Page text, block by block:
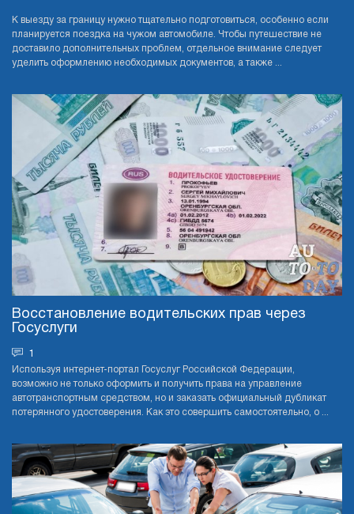
К выезду за границу нужно тщательно подготовиться, особенно если
планируется поездка на чужом автомобиле. Чтобы путешествие не
доставило дополнительных проблем, отдельное внимание следует
уделить оформлению необходимых документов, а также ...
Восстановление водительских прав через
Госуслуги
1
Используя интернет-портал Госуслуг Российской Федерации,
возможно не только оформить и получить права на управление
автотранспортным средством, но и заказать официальный дубликат
потерянного удостоверения. Как это совершить самостоятельно, о ...